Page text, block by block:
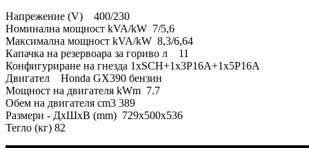
Напрежение (V) 400/230
Номинална мощност kVA/kW 7/5,6
Максимална мощност kVA/kW 8,3/6,64
Капачка на резервоара за гориво л 11
Конфигуриране на гнезда 1xSCH+1x3P16A+1x5P16A
Двигател Honda GX390 бензин
Мощност на двигателя kWm 7.7
Обем на двигателя cm3 389
Размери - ДxШxВ (mm) 729x500x536
Тегло (кг) 82